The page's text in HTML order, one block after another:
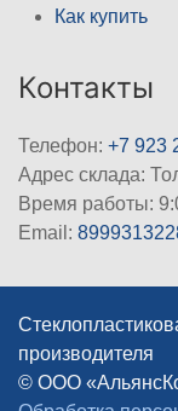
Как купить
Контакты
Телефон: +7 923
Адрес склада:
Время работы:
Email:
производителя
© ООО